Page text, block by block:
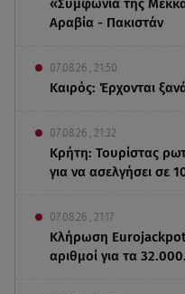
«Συμφωνία της
Αραβία - Πακιστάν
07.08.26 , 21:50
Καιρός: Έρχονται
07.08.26 , 21:32
Κρήτη: Τουρίστας
για να ασελγήσει σε
07.08.26 , 21:17
Κλήρωση
αριθμοί για τα